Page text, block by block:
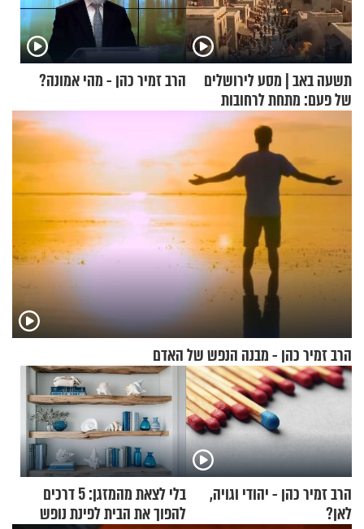
תשעה באב | מסע לירושלים
של פעם: מתחת לרחובות
ירושלים
הרב זמיר כהן - מהי אמונה?
הרב זמיר כהן - מבנה הנפש של האדם
הרב זמיר כהן - יהודי וגויה,
לאן?
בלי לצאת מהמזגן: 5 דרכים
להפוך את הבית לפינת נופש